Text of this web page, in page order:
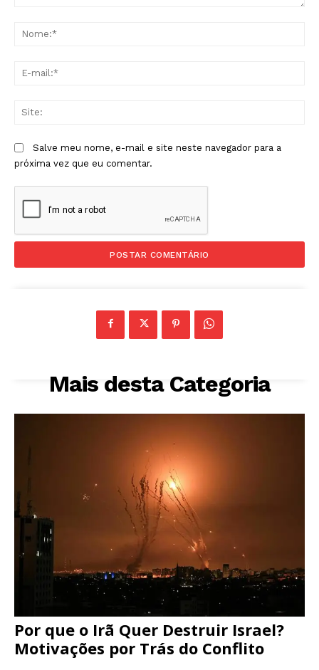
Salve meu nome, e-mail e site neste navegador para a
próxima vez que eu comentar.
Mais desta Categoria
Por que o Irã Quer Destruir Israel?
Motivações por Trás do Conflito